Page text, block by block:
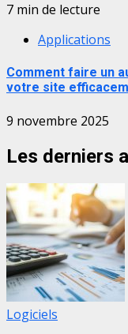
7 min de lecture
Applications
Comment faire un
votre site
9 novembre 2025
Les derniers
Logiciels